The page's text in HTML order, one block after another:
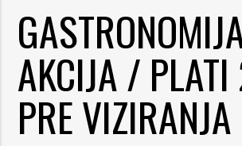
AKCIJA /
PRE